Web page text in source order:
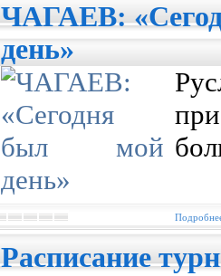
ЧАГАЕВ:
день»
Расписание